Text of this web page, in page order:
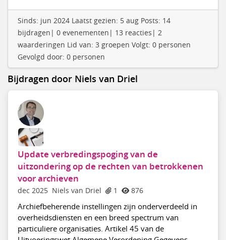
Sinds: jun 2024 Laatst gezien: 5 aug Posts: 14
bijdragen| 0 evenementen| 13 reacties| 2
waarderingen Lid van: 3 groepen Volgt: 0 personen
Gevolgd door: 0 personen
Bijdragen door Niels van Driel
Update verbredingspoging van de
uitzondering op de rechten van betrokkenen
voor archieven
dec 2025 Niels van Driel 1 876
Archiefbeherende instellingen zijn onderverdeeld in
overheidsdiensten en een breed spectrum van
particuliere organisaties. Artikel 45 van de